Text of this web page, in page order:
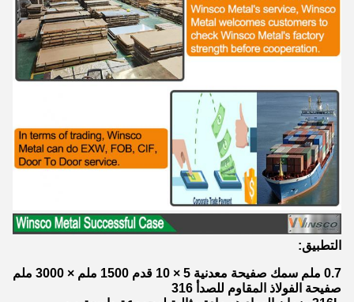
التطبيق:
0.7 ملم سمك صفيحة معدنية 5 × 10 قدم 1500 ملم × 3000 ملم
صفيحة الفولاذ المقاوم للصدأ 316